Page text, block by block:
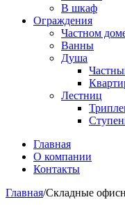
В шкаф
Ограждения
Частном
Ванны
Душа
Лестниц
Главная
О компании
Контакты
Главная/Складные